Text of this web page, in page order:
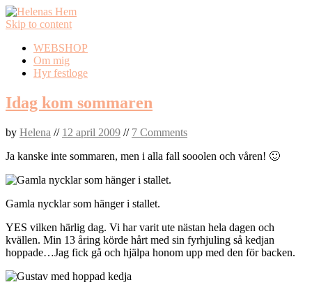
Skip to content
WEBSHOP
Om mig
Hyr festloge
Idag kom sommaren
by Helena // 12 april 2009 // 7 Comments
Ja kanske inte sommaren, men i alla fall sooolen och våren! 🙂
Gamla nycklar som hänger i stallet.
YES vilken härlig dag. Vi har varit ute nästan hela dagen och
kvällen. Min 13 åring körde hårt med sin fyrhjuling så kedjan
hoppade…Jag fick gå och hjälpa honom upp med den för backen.